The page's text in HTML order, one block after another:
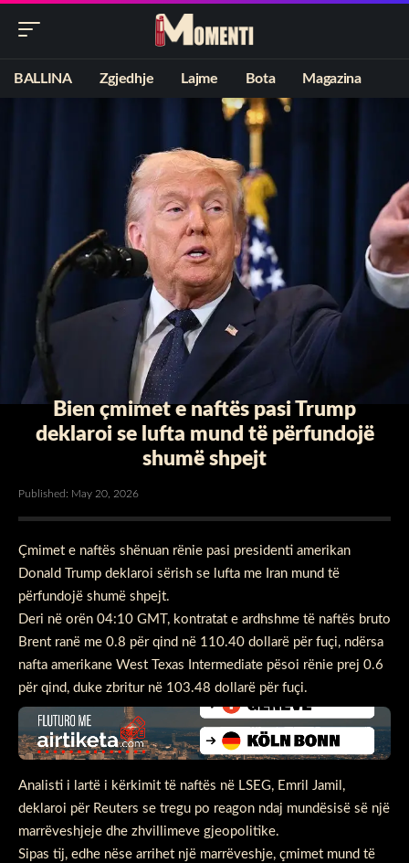
BALLINA Zgjedhje Lajme Bota Magazina
Bien çmimet e naftës pasi Trump
deklaroi se lufta mund të përfundojë
shumë shpejt
Published: May 20, 2026
Çmimet e naftës shënuan rënie pasi presidenti amerikan
Donald Trump deklaroi sërish se lufta me Iran mund të
përfundojë shumë shpejt.
Deri në orën 04:10 GMT, kontratat e ardhshme të naftës bruto
Brent ranë me 0.8 për qind në 110.40 dollarë për fuçi, ndërsa
nafta amerikane West Texas Intermediate pësoi rënie prej 0.6
për qind, duke zbritur në 103.48 dollarë për fuçi.
Analisti i lartë i kërkimit të naftës në LSEG, Emril Jamil,
deklaroi për Reuters se tregu po reagon ndaj mundësisë së një
marrëveshjeje dhe zhvillimeve gjeopolitike.
Sipas tij, edhe nëse arrihet një marrëveshje, çmimet mund të